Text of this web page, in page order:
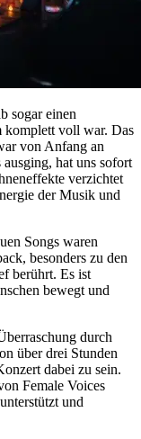
sogar einen
komplett voll war. Das
von Anfang an
hat uns sofort
verzichtet
der Musik und
Songs waren
besonders zu den
berührt. Es ist
bewegt und
durch
über drei Stunden
dabei zu sein.
Female Voices
und